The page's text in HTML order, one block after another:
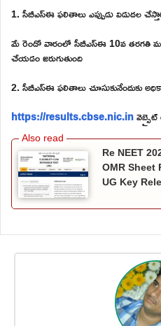
1. సీబీఎస్ఈ ఫలితాలు ఎప్పుడు విడుదల
మే రెండో వారంలో సీబీఎస్ఈ 10వ తరగతి
చేయడం జరుగుతుంది
2. సీబీఎస్ఈ ఫలితాలు చూసుకునేందుకు
https://results.cbse.nic.in
Re NEET
OMR Sheet
UG Key